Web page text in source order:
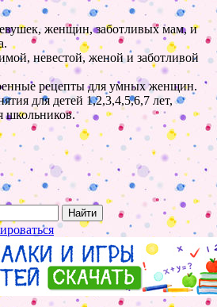
женщин, заботливых мам, и
невестой, женой и заботливой
рецепты для умных женщин.
для детей 1,2,3,4,5,6,7 лет,
школьников.